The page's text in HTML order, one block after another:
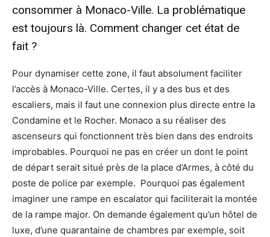
consommer à Monaco-Ville. La problématique
est toujours là. Comment changer cet état de
fait ?
Pour dynamiser cette zone, il faut absolument faciliter
l’accès à Monaco-Ville. Certes, il y a des bus et des
escaliers, mais il faut une connexion plus directe entre la
Condamine et le Rocher. Monaco a su réaliser des
ascenseurs qui fonctionnent très bien dans des endroits
improbables. Pourquoi ne pas en créer un dont le point
de départ serait situé près de la place d’Armes, à côté du
poste de police par exemple. Pourquoi pas également
imaginer une rampe en escalator qui faciliterait la montée
de la rampe major. On demande également qu’un hôtel de
luxe, d’une quarantaine de chambres par exemple, soit